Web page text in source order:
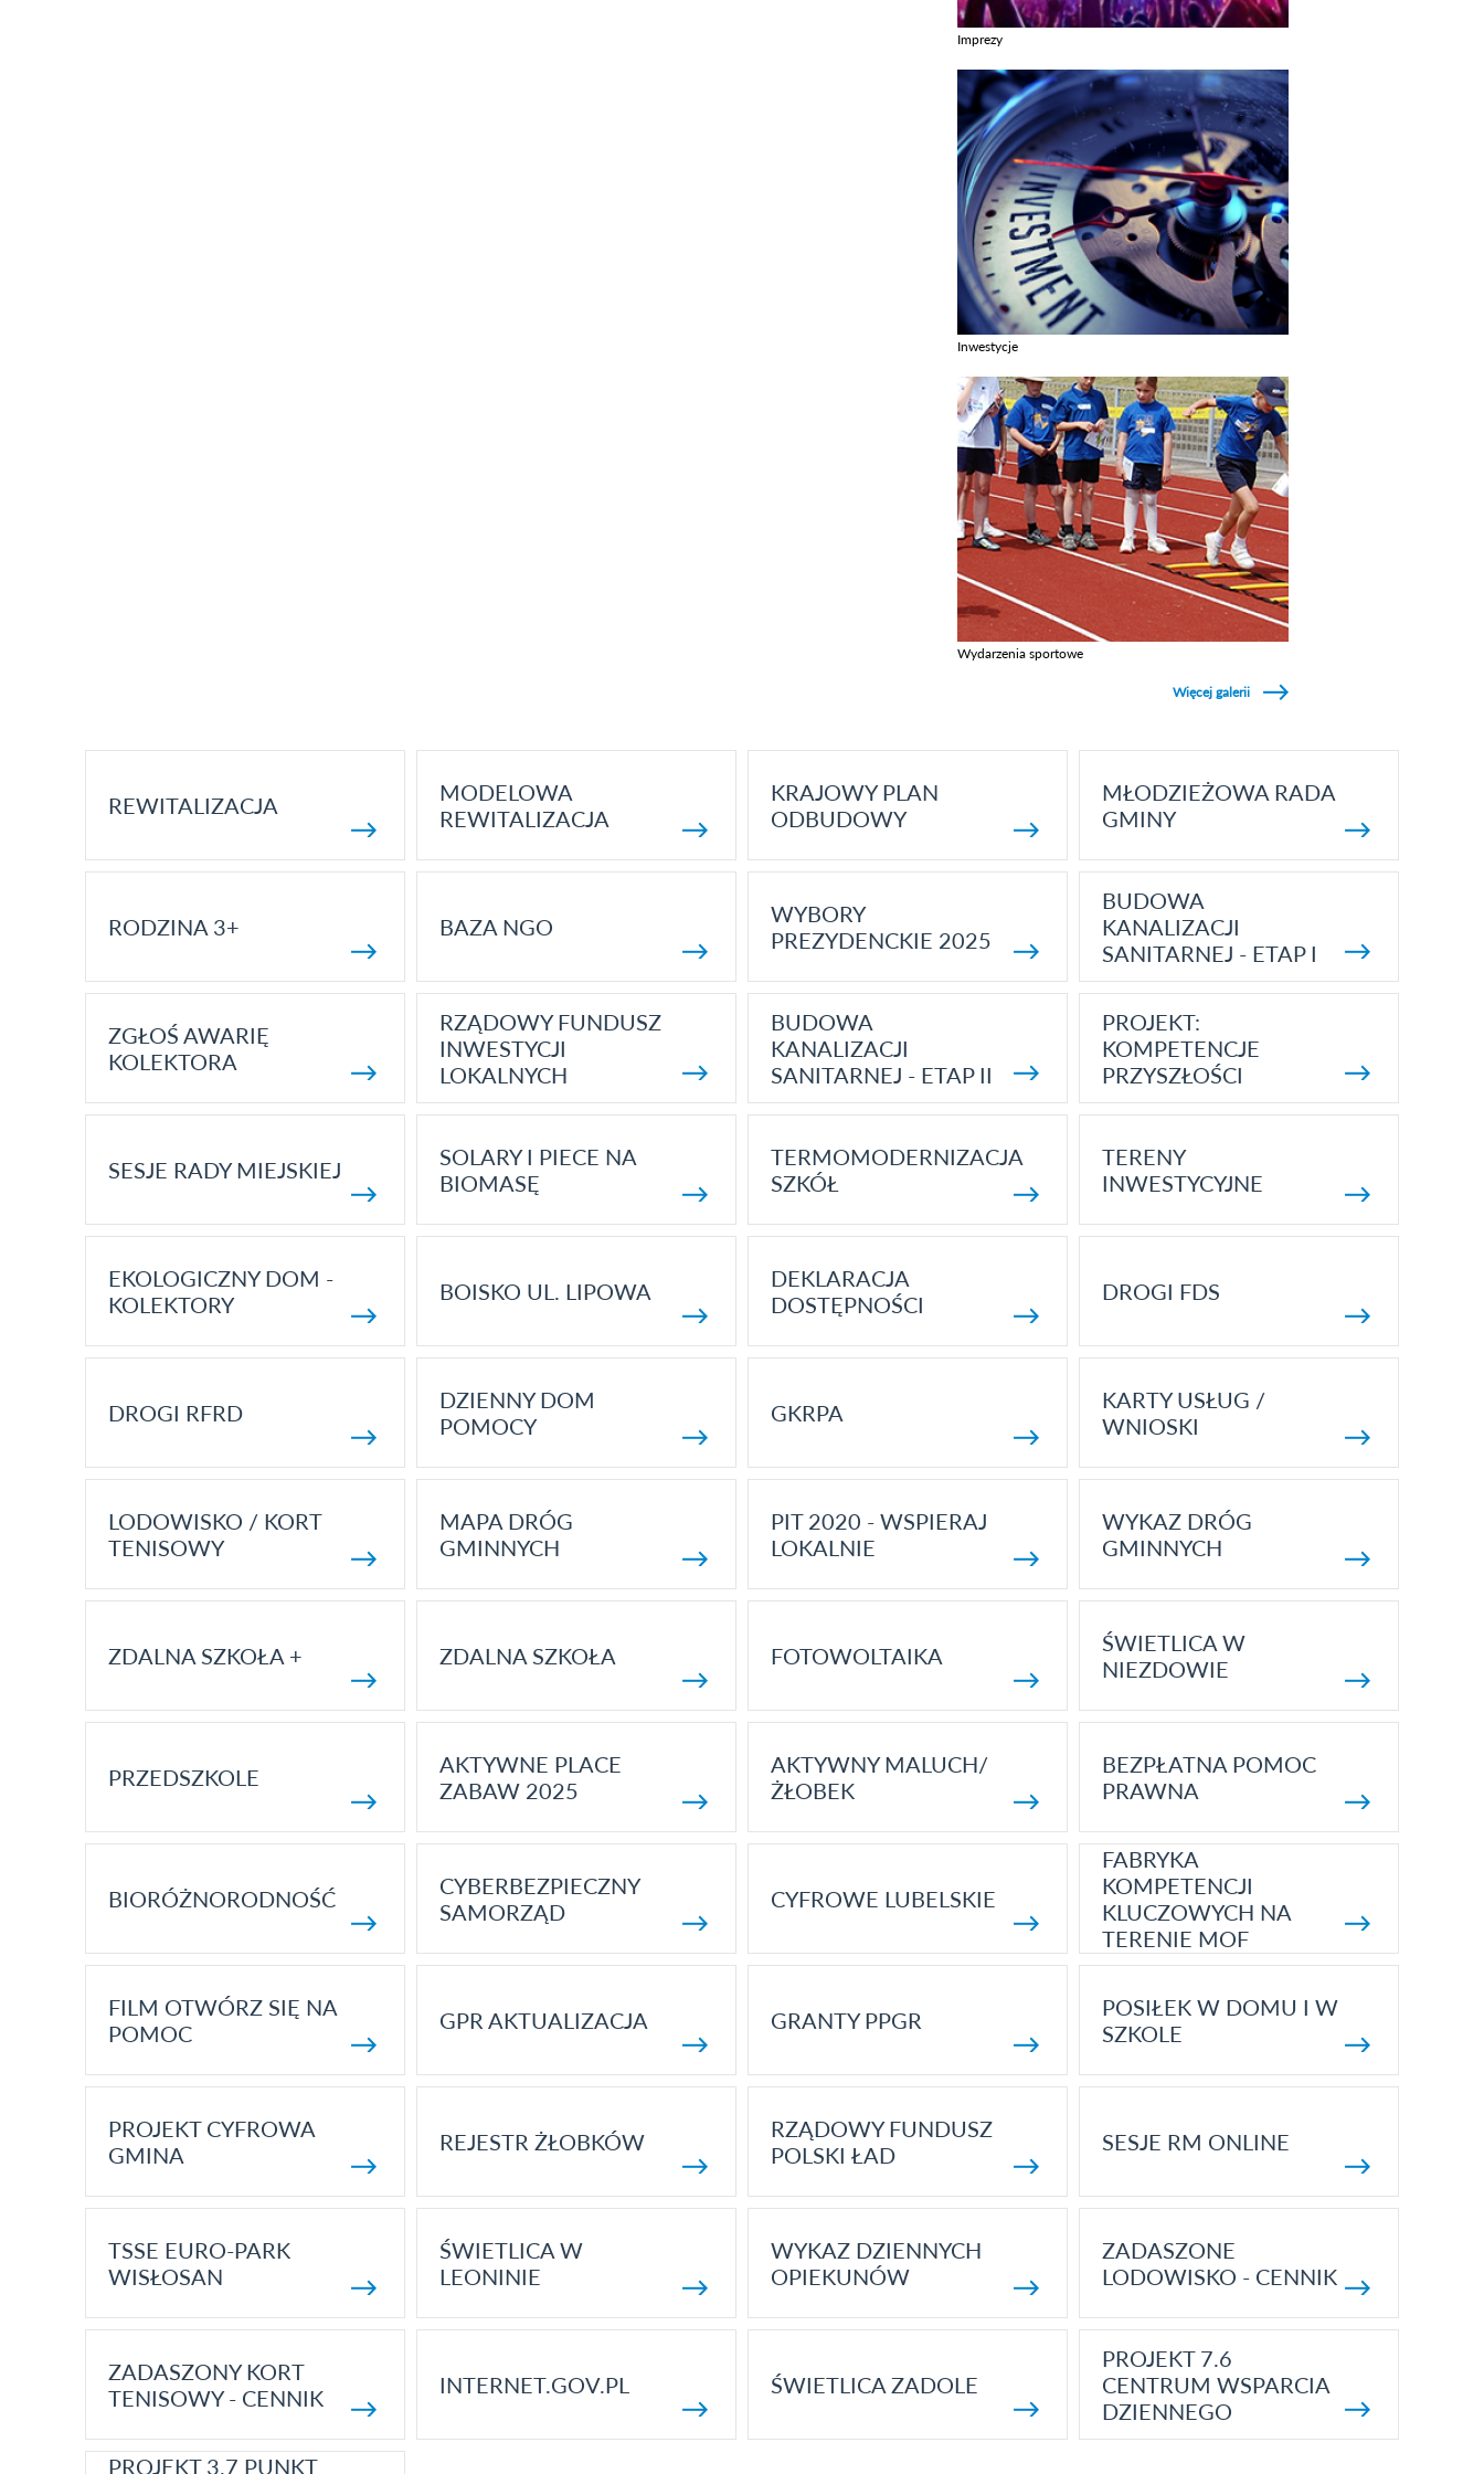
Imprezy
Inwestycje
Wydarzenia sportowe
Więcej galerii
REWITALIZACJA
MODELOWA
REWITALIZACJA
KRAJOWY PLAN
ODBUDOWY
MŁODZIEŻOWA RADA
GMINY
RODZINA 3+ BAZA NGO
WYBORY
PREZYDENCKIE 2025
BUDOWA
KANALIZACJI
SANITARNEJ - ETAP I
ZGŁOŚ AWARIĘ
KOLEKTORA
RZĄDOWY FUNDUSZ
INWESTYCJI
LOKALNYCH
BUDOWA
KANALIZACJI
SANITARNEJ - ETAP II
PROJEKT:
KOMPETENCJE
PRZYSZŁOŚCI
SESJE RADY MIEJSKIEJ
SOLARY I PIECE NA
BIOMASĘ
TERMOMODERNIZACJA
SZKÓŁ
TERENY
INWESTYCYJNE
EKOLOGICZNY DOM -
KOLEKTORY
BOISKO UL. LIPOWA
DEKLARACJA
DOSTĘPNOŚCI
DROGI FDS
DROGI RFRD
DZIENNY DOM
POMOCY
GKRPA
KARTY USŁUG /
WNIOSKI
LODOWISKO / KORT
TENISOWY
MAPA DRÓG
GMINNYCH
PIT 2020 - WSPIERAJ
LOKALNIE
WYKAZ DRÓG
GMINNYCH
ZDALNA SZKOŁA + ZDALNA SZKOŁA FOTOWOLTAIKA
ŚWIETLICA W
NIEZDOWIE
PRZEDSZKOLE
AKTYWNE PLACE
ZABAW 2025
AKTYWNY MALUCH/
ŻŁOBEK
BEZPŁATNA POMOC
PRAWNA
BIORÓŻNORODNOŚĆ
CYBERBEZPIECZNY
SAMORZĄD
CYFROWE LUBELSKIE
FABRYKA
KOMPETENCJI
KLUCZOWYCH NA
TERENIE MOF
FILM OTWÓRZ SIĘ NA
POMOC
GPR AKTUALIZACJA GRANTY PPGR
POSIŁEK W DOMU I W
SZKOLE
PROJEKT CYFROWA
GMINA
REJESTR ŻŁOBKÓW
RZĄDOWY FUNDUSZ
POLSKI ŁAD
SESJE RM ONLINE
TSSE EURO-PARK
WISŁOSAN
ŚWIETLICA W
LEONINIE
WYKAZ DZIENNYCH
OPIEKUNÓW
ZADASZONE
LODOWISKO - CENNIK
ZADASZONY KORT
TENISOWY - CENNIK
INTERNET.GOV.PL ŚWIETLICA ZADOLE
PROJEKT 7.6
CENTRUM WSPARCIA
DZIENNEGO
PROJEKT 3.7 PUNKT